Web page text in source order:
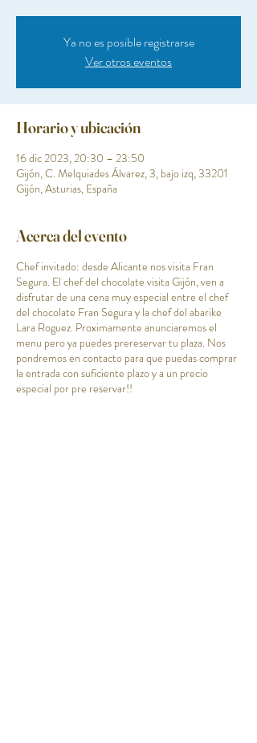
Ya no es posible registrarse
Ver otros eventos
Horario y ubicación
16 dic 2023, 20:30 – 23:50
Gijón, C. Melquiades Álvarez, 3, bajo izq, 33201
Gijón, Asturias, España
Acerca del evento
Chef invitado: desde Alicante nos visita Fran
Segura. El chef del chocolate visita Gijón, ven a
disfrutar de una cena muy especial entre el chef
del chocolate Fran Segura y la chef del abarike
Lara Roguez. Proximamente anunciaremos el
menu pero ya puedes prereservar tu plaza. Nos
pondremos en contacto para que puedas comprar
la entrada con suficiente plazo y a un precio
especial por pre reservar!!